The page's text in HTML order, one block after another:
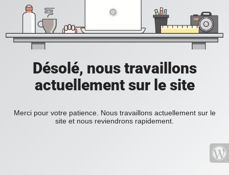
Désolé, nous travaillons
actuellement sur le site
Merci pour votre patience. Nous travaillons actuellement sur le
site et nous reviendrons rapidement.